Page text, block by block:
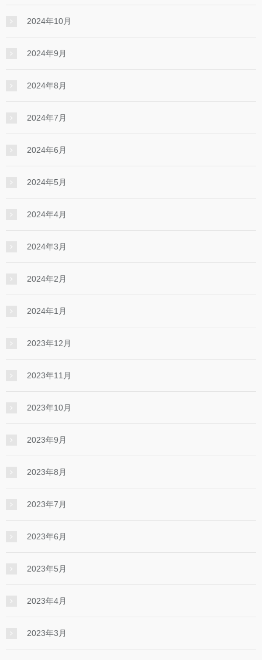
2024年10月
2024年9月
2024年8月
2024年7月
2024年6月
2024年5月
2024年4月
2024年3月
2024年2月
2024年1月
2023年12月
2023年11月
2023年10月
2023年9月
2023年8月
2023年7月
2023年6月
2023年5月
2023年4月
2023年3月